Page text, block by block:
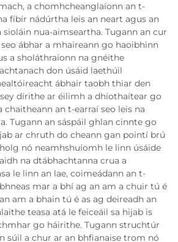
a chomhcheanglaíonn an t-
fíbír nádúrtha leis an neart agus an
nua-aimseartha. Tugann an cur
ábhar a mhaireann go haoibhinn
a sholáthraíonn na gnéithe
don úsáid laethúil
ábhair taobh thiar den
dírithe ar éilimh a dhíothaítear go
chaitheann an t-earraí seo leis na
Tugann an sáspáil ghlan cinnte go
ar chruth do cheann gan pointí brú
nó neamhshuíomh le linn úsáide
na dtábhachtanna crua a
le linn an lae, coimeádann an t-
mar a bhí ag an am a chuir tú é
am a bhain tú é as ag deireadh an
teasa atá le feiceáil sa hijab is
go háirithe. Tugann struchtúr
súil a chur ar an bhfianaise trom nó